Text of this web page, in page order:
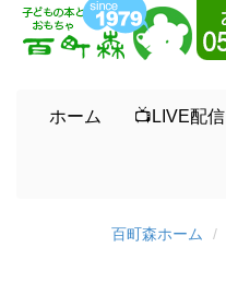
ホーム 📺LIVE配信
百町森ホーム